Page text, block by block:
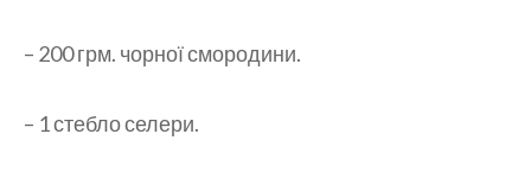
– 200 грм. чорної смородини.
– 1 стебло селери.